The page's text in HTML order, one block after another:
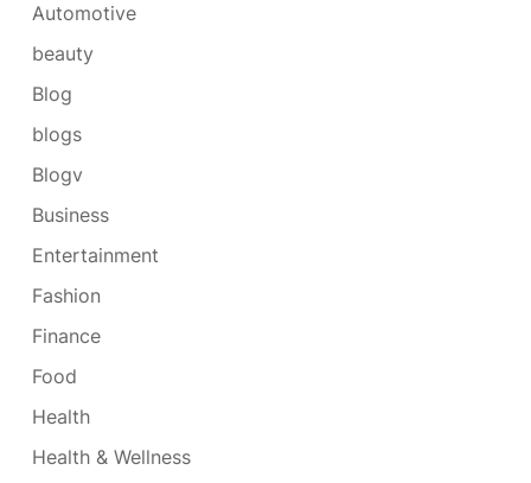
Automotive
beauty
Blog
blogs
Blogv
Business
Entertainment
Fashion
Finance
Food
Health
Health & Wellness